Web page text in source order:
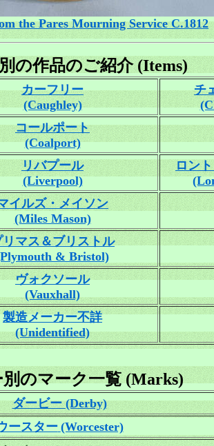
the Pares Mourning Service C.1812
の作品のご紹介 (Items)
カーフリー
(Caughley)
チ
コールポート
(Coalport)
リバプール
(Liverpool)
ロン
イルズ・メイソン
(Miles Mason)
リマス＆ブリストル
& Bristol)
ヴォクソール
(Vauxhall)
製造メーカー不詳
(Unidentified)
のマーク一覧(Marks)
ダービー (Derby)
ースター (Worcester)